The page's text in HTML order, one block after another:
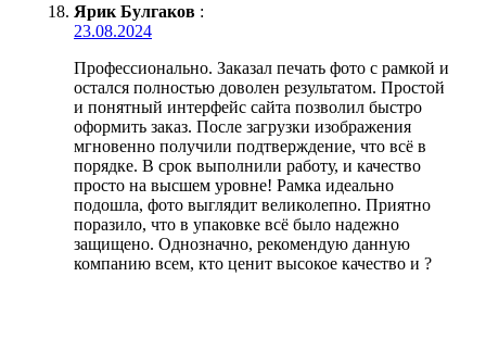
Ярик Булгаков :
23.08.2024
Профессионально. Заказал печать фото с рамкой и
остался полностью доволен результатом. Простой
и понятный интерфейс сайта позволил быстро
оформить заказ. После загрузки изображения
мгновенно получили подтверждение, что всё в
порядке. В срок выполнили работу, и качество
просто на высшем уровне! Рамка идеально
подошла, фото выглядит великолепно. Приятно
поразило, что в упаковке всё было надежно
защищено. Однозначно, рекомендую данную
компанию всем, кто ценит высокое качество и ?